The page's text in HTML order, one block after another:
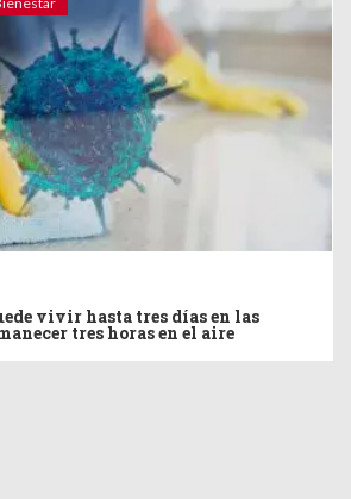
vivir hasta tres días en las
tres horas en el aire